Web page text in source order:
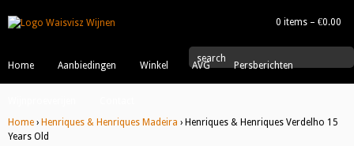
0 items – €0.00
Home Aanbiedingen Winkel AVG Persberichten
search
Home › Henriques & Henriques Madeira › Henriques & Henriques Verdelho 15
Years Old